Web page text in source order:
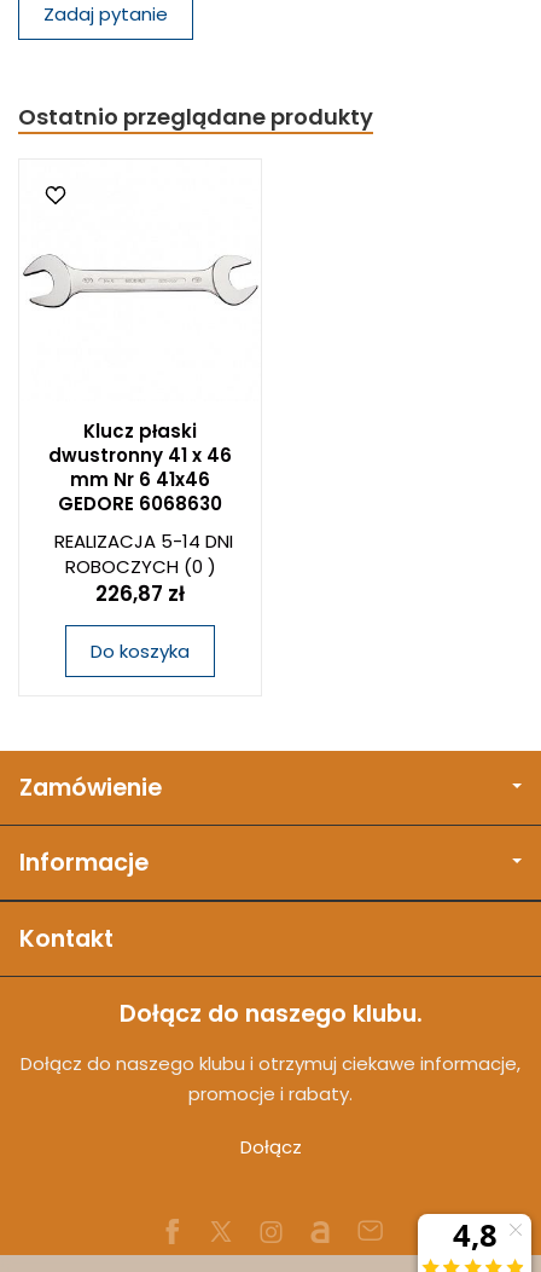
Zadaj pytanie
Ostatnio przeglądane produkty
Klucz płaski
dwustronny 41 x 46
mm Nr 6 41x46
GEDORE 6068630
REALIZACJA 5-14 DNI
ROBOCZYCH(0 )
226,87 zł
Do koszyka
Zamówienie
Informacje
Kontakt
Dołącz do naszego klubu.
Dołącz do naszego klubu i otrzymuj ciekawe informacje,
promocje i rabaty.
Dołącz